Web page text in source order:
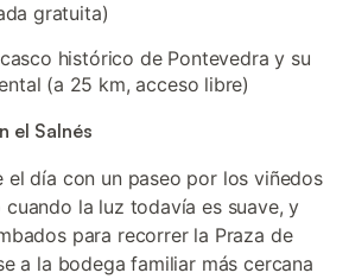
gratuita)
histórico de Pontevedra y su
(a 25 km, acceso libre)
el Salnés
el día con un paseo por los viñedos
la luz todavía es suave, y
para recorrer la Praza de
a la bodega familiar más cercana